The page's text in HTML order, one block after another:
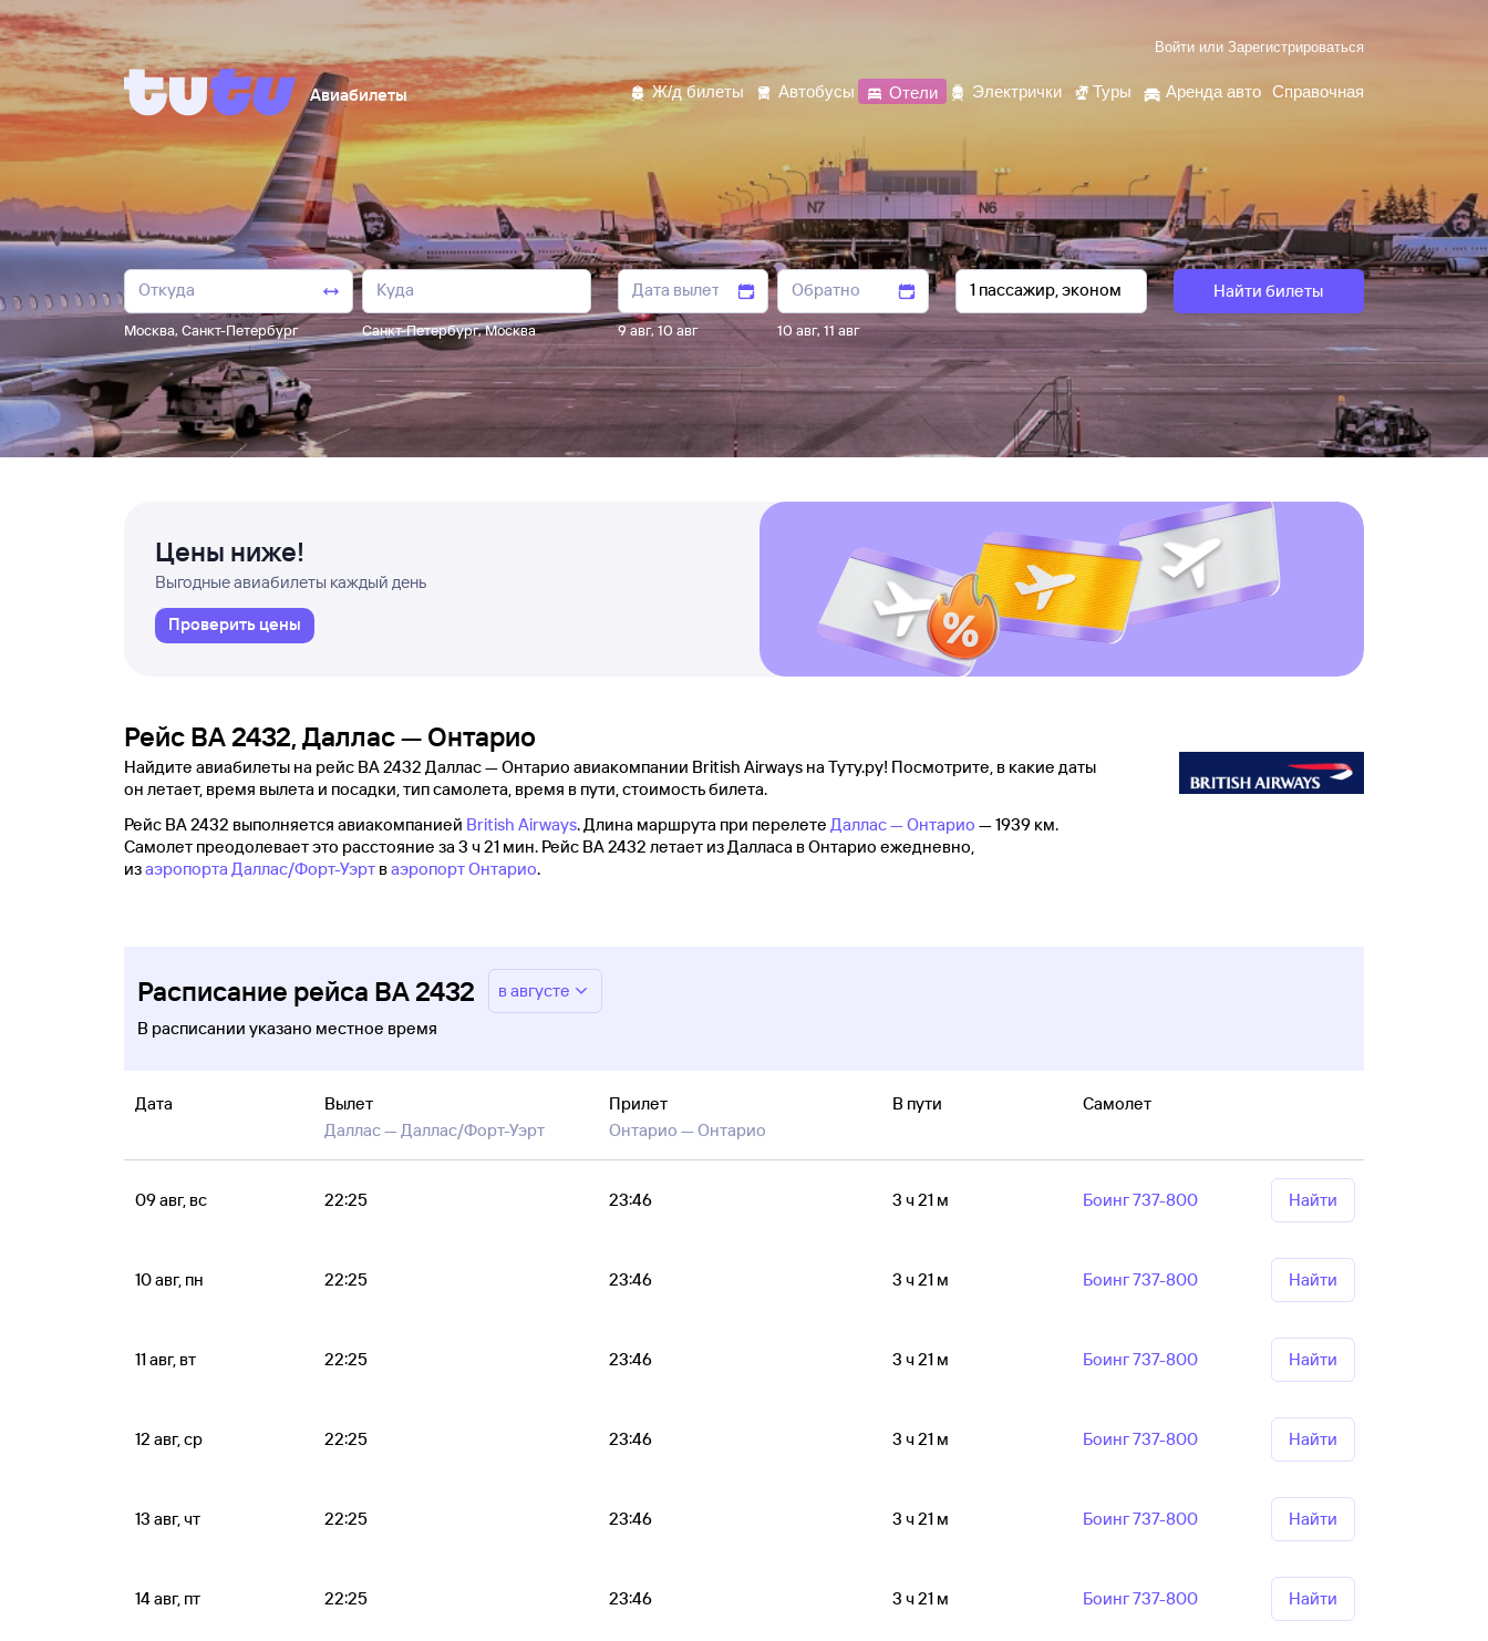
Войти или Зарегистрироваться
Авиабилеты Ж/д билеты Автобусы Отели Электрички Туры Аренда авто Справочная
Москва, Санкт-Петербург Санкт-Петербург,Москва 9 авг, 10 авг 10 авг,11 авг
Найти билеты
Цены ниже!
Выгодные авиабилеты каждый день
Проверить цены
Рейс BA 2432, Даллас — Онтарио
Найдите авиабилеты на рейс BA 2432 Даллас — Онтарио авиакомпании British Airways на Туту.ру! Посмотрите, в какие даты
он летает, время вылета и посадки, тип самолета, время в пути, стоимость билета.
Рейс BA 2432 выполняется авиакомпанией British Airways. Длина маршрута при перелете Даллас — Онтарио — 1939 км.
Самолет преодолевает это расстояние за 3 ч 21 мин. Рейс BA 2432 летает из Далласа в Онтарио ежедневно,
изаэропорта Даллас/Форт-Уэрт ваэропорт Онтарио.
Расписание рейса BA 2432
в августе
В расписании указано местное время
Дата
Вылет
Даллас —Даллас/Форт-Уэрт
Прилет
Онтарио — Онтарио
В пути Самолет
09 авг, вс 22:25 23:46 3 ч 21 м Боинг 737-800 Найти
10 авг, пн 22:25 23:46 3 ч 21 м Боинг 737-800 Найти
11 авг, вт 22:25 23:46 3 ч 21 м Боинг 737-800 Найти
12 авг, ср 22:25 23:46 3 ч 21 м Боинг 737-800 Найти
13 авг, чт 22:25 23:46 3 ч 21 м Боинг 737-800 Найти
14 авг, пт 22:25 23:46 3 ч 21 м Боинг 737-800 Найти